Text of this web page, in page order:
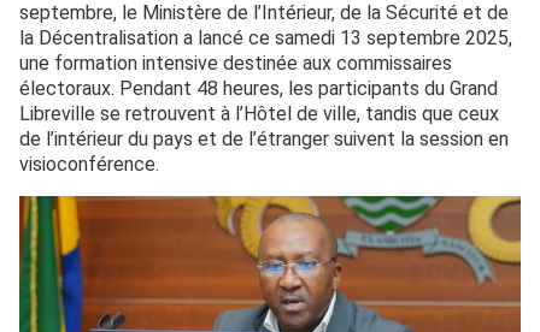
septembre, le Ministère de l’Intérieur, de la Sécurité et de
la Décentralisation a lancé ce samedi 13 septembre 2025,
une formation intensive destinée aux commissaires
électoraux. Pendant 48 heures, les participants du Grand
Libreville se retrouvent à l’Hôtel de ville, tandis que ceux
de l’intérieur du pays et de l’étranger suivent la session en
visioconférence.